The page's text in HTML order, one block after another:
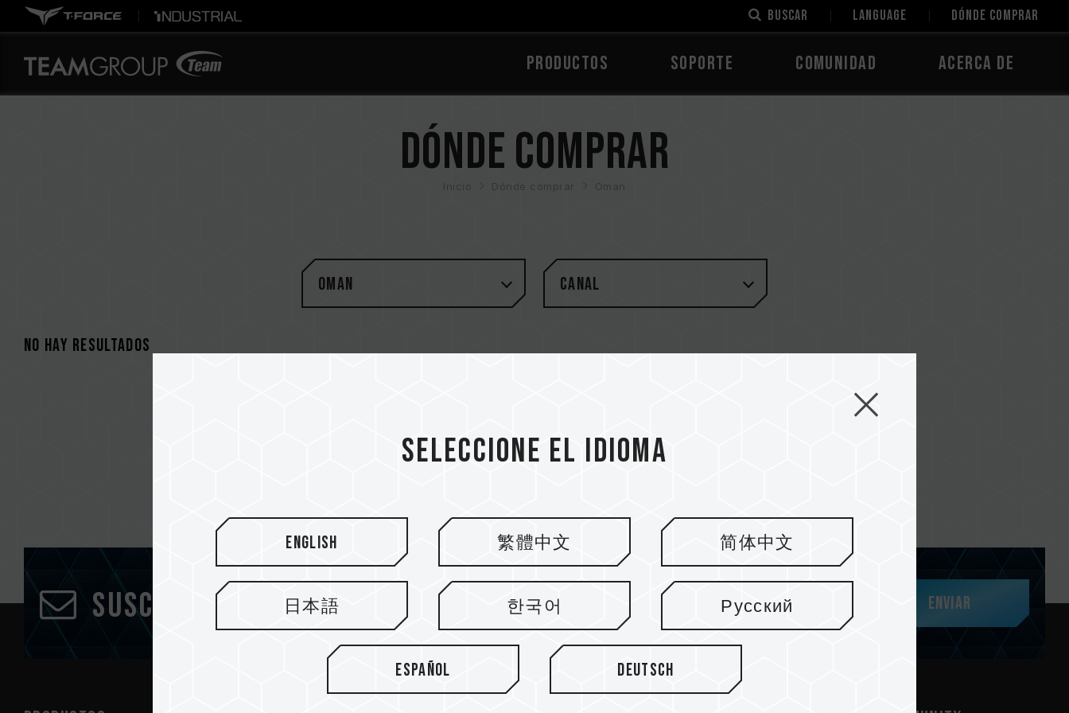
Buscar LANGUAGE Dónde comprar
PRODUCTOS Soporte Comunidad Acerca de
Dónde comprar
Inicio Dónde comprar
Oman Canal
No hay resultados
Suscríbete al boletín Enviar
Seleccione el idioma
English 繁體中文 简体中文
日本語 한국어 Русский
Español Deutsch